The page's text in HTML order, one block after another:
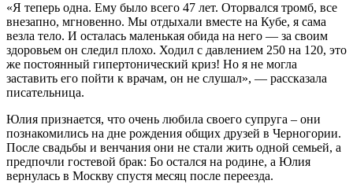
«Я теперь одна. Ему было всего 47 лет. Оторвался тромб, все
внезапно, мгновенно. Мы отдыхали вместе на Кубе, я сама
везла тело. И осталась маленькая обида на него — за своим
здоровьем он следил плохо. Ходил с давлением 250 на 120, это
же постоянный гипертонический криз! Но я не могла
заставить его пойти к врачам, он не слушал», — рассказала
писательница.
Юлия признается, что очень любила своего супруга – они
познакомились на дне рождения общих друзей в Черногории.
После свадьбы и венчания они не стали жить одной семьей, а
предпочли гостевой брак: Бо остался на родине, а Юлия
вернулась в Москву спустя месяц после переезда.